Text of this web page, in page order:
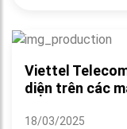
Viettel
diện trên các
18/03/2025